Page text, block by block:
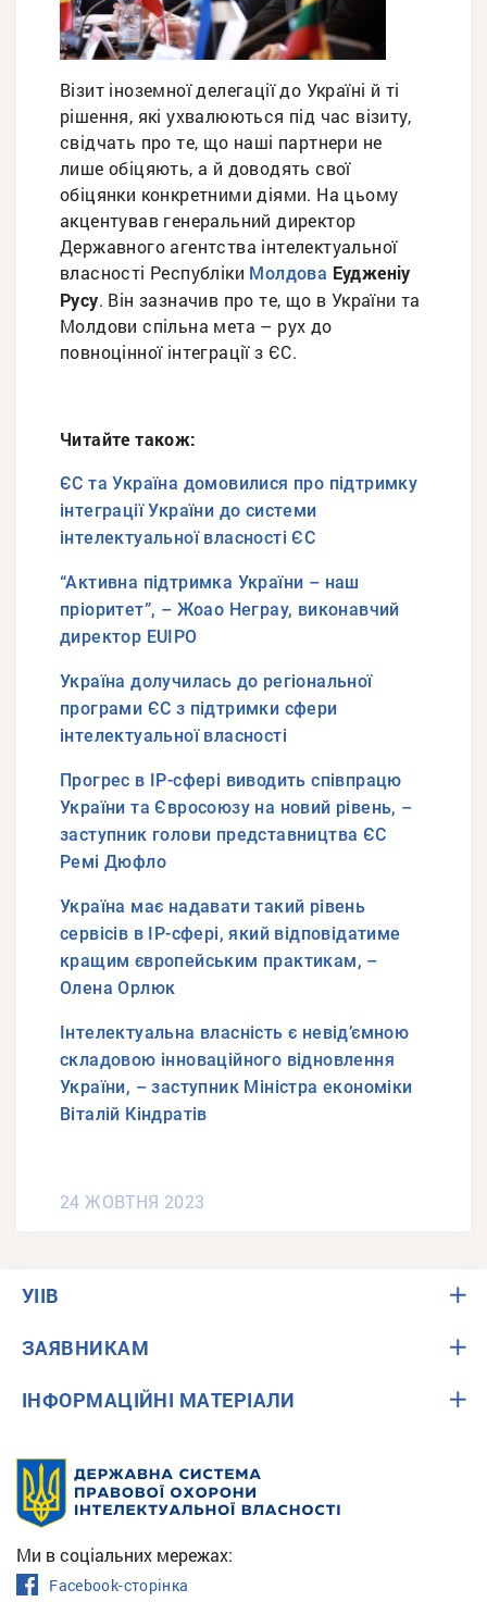
Візит іноземної делегації до Україні й ті
рішення, які ухвалюються під час візиту,
свідчать про те, що наші партнери не
лише обіцяють, а й доводять свої
обіцянки конкретними діями. На цьому
акцентував генеральний директор
Державного агентства інтелектуальної
власності Республіки Молдова Еудженіу
Русу. Він зазначив про те, що в України та
Молдови спільна мета – рух до
повноцінної інтеграції з ЄС.
Читайте також:
ЄС та Україна домовилися про підтримку
інтеграції України до системи
інтелектуальної власності ЄС
“Активна підтримка України – наш
пріоритет”, – Жоао Неграу, виконавчий
директор EUIPO
Україна долучилась до регіональної
програми ЄС з підтримки сфери
інтелектуальної власності
Прогрес в IP-сфері виводить співпрацю
України та Євросоюзу на новий рівень, –
заступник голови представництва ЄС
Ремі Дюфло
Україна має надавати такий рівень
сервісів в ІР-сфері, який відповідатиме
кращим європейським практикам, –
Олена Орлюк
Інтелектуальна власність є невід’ємною
складовою інноваційного відновлення
України, – заступник Міністра економіки
Віталій Кіндратів
24 ЖОВТНЯ 2023
УІІВ
ЗАЯВНИКАМ
ІНФОРМАЦІЙНІ МАТЕРІАЛИ
Ми в соціальних мережах:
Facebook-сторінка